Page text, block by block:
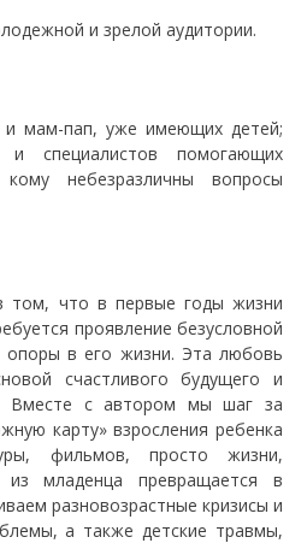
и зрелой аудитории.
и мам-пап, уже имеющих детей;
и специалистов помогающих
небезразличны вопросы
том, что в первые годы жизни
проявление безусловной
в его жизни. Эта любовь
счастливого будущего и
Вместе с автором мы шаг за
карту» взросления ребенка
фильмов, просто жизни,
младенца превращается в
разновозрастные кризисы и
а также детские травмы,